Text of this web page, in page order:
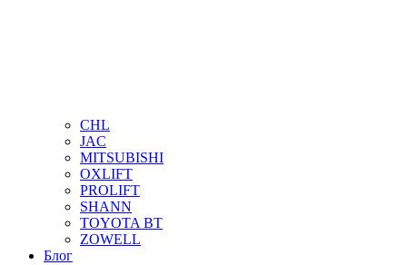
CHL
JAC
MITSUBISHI
OXLIFT
PROLIFT
SHANN
TOYOTA BT
ZOWELL
Блог